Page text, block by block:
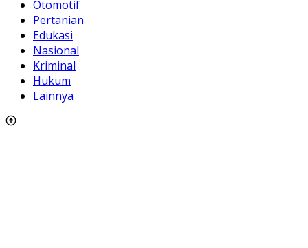
Otomotif
Pertanian
Edukasi
Nasional
Kriminal
Hukum
Lainnya